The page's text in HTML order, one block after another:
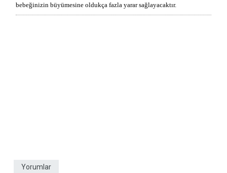
bebeğinizin büyümesine oldukça fazla yarar sağlayacaktır.
Yorumlar